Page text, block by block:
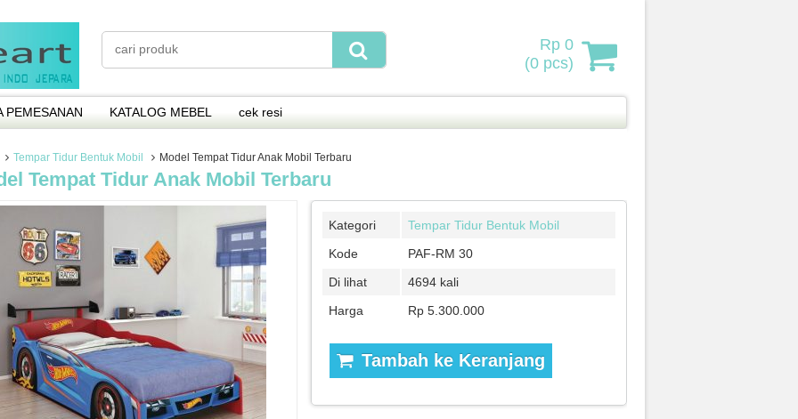
Rp 0
(0 pcs)
PEMESANAN KATALOG MEBEL cek resi
Tempar Tidur Bentuk Mobil Model Tempat Tidur Anak Mobil Terbaru
Tempat Tidur Anak Mobil Terbaru
Kategori
Tempar Tidur Bentuk Mobil
Kode
PAF-RM 30
Di lihat
4694 kali
Harga
Rp 5.300.000
Tambah ke Keranjang